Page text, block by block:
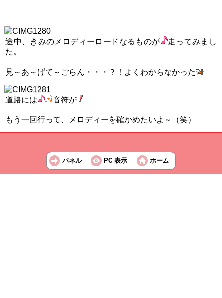
途中、きみのメロディーロードなるものが
走ってみまし
た。
見～あ～げて～ごらん・・・？！よくわからなかった
道路には 音符が
もう一回行って、メロディーを確かめたいよ～（笑）
パネル PC 表示 ホーム